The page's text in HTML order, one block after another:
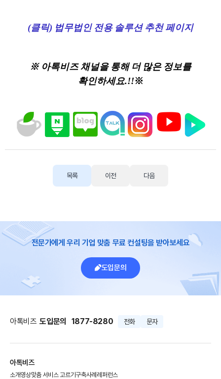
(클릭) 법무법인 전용 솔루션 추천 페이지
※ 아톡비즈 채널을 통해 더 많은 정보를
확인하세요.!!※
목록 이전 다음
전문가에게 우리 기업 맞춤 무료 컨설팅을 받아보세요
도입문의
아톡비즈 도입문의 1877-8280 전화 문자
아톡비즈
소개영상맞춤 서비스 고르기구축사례레퍼런스